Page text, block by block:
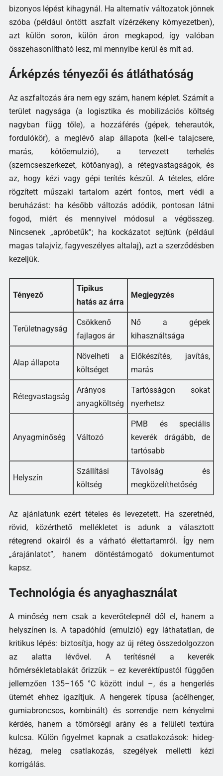
bizonyos lépést kihagynál. Ha alternatív változatok jönnek
szóba (például öntött aszfalt vízérzékeny környezetben),
azt külön soron, külön áron megkapod, így valóban
összehasonlítható lesz, mi mennyibe kerül és mit ad.
Árképzés tényezői és átláthatóság
Az aszfaltozás ára nem egy szám, hanem képlet. Számít a
terület nagysága (a logisztika és mobilizációs költség
nagyban függ tőle), a hozzáférés (gépek, teherautók,
fordulókör), a meglévő alap állapota (kell-e talajcsere,
marás, kötőemulzió), a tervezett terhelés
(szemcseszerkezet, kötőanyag), a rétegvastagságok, és
az, hogy kézi vagy gépi terítés készül. A tételes, előre
rögzített műszaki tartalom azért fontos, mert védi a
beruházást: ha később változás adódik, pontosan látni
fogod, miért és mennyivel módosul a végösszeg.
Nincsenek „apróbetűk”; ha kockázatot sejtünk (például
magas talajvíz, fagyveszélyes altalaj), azt a szerződésben
kezeljük.
Tényező
Tipikus
hatás az árra
Megjegyzés
Területnagyság
Csökkenő
fajlagos ár
Nő a gépek
kihasználtsága
Alap állapota
Növelheti a
költséget
Előkészítés, javítás,
marás
Rétegvastagság
Arányos
anyagköltség
Tartósságon sokat
nyerhetsz
Anyagminőség Változó
PMB és speciális
keverék drágább, de
tartósabb
Helyszín
Szállítási
költség
Távolság és
megközelíthetőség
Az ajánlatunk ezért tételes és levezetett. Ha szeretnéd,
rövid, közérthető mellékletet is adunk a választott
rétegrend okairól és a várható élettartamról. Így nem
„árajánlatot”, hanem döntéstámogató dokumentumot
kapsz.
Technológia és anyaghasználat
A minőség nem csak a keverőtelepnél dől el, hanem a
helyszínen is. A tapadóhíd (emulzió) egy láthatatlan, de
kritikus lépés: biztosítja, hogy az új réteg összedolgozzon
az alatta lévővel. A terítésnél a keverék
hőmérsékletablakát őrizzük – ez keveréktípustól függően
jellemzően 135–165 °C között indul –, és a hengerlés
ütemét ehhez igazítjuk. A hengerek típusa (acélhenger,
gumiabroncsos, kombinált) és sorrendje nem kényelmi
kérdés, hanem a tömörségi arány és a felületi textúra
kulcsa. Külön figyelmet kapnak a csatlakozások: hideg-
hézag, meleg csatlakozás, szegélyek melletti kézi
korrigálás.